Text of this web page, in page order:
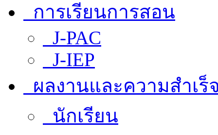
การเรียนการสอน
J-PAC
J-IEP
ผลงานและความสำเร็
นักเรียน